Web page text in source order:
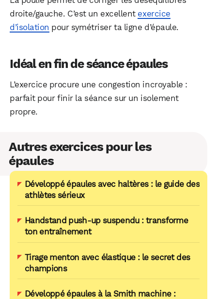
droite/gauche. C’est un excellent exercice
d’isolation pour symétriser ta ligne d’épaule.
Idéal en fin de séance épaules
L’exercice procure une congestion incroyable :
parfait pour finir la séance sur un isolement
propre.
Autres exercices pour les
épaules
Développé épaules avec haltères : le guide des
athlètes sérieux
Handstand push-up suspendu : transforme
ton entraînement
Tirage menton avec élastique : le secret des
champions
Développé épaules à la Smith machine :